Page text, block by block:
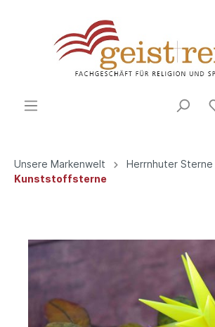
Unsere Markenwelt
Herrnhuter Sterne
Kunststoffsterne